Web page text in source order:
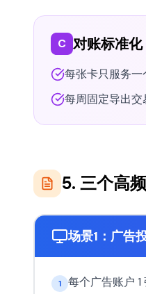
C 对账标准
每张卡只服务
每周固定导出
5. 三个高
场景1：广告
1 每个广告账户 1